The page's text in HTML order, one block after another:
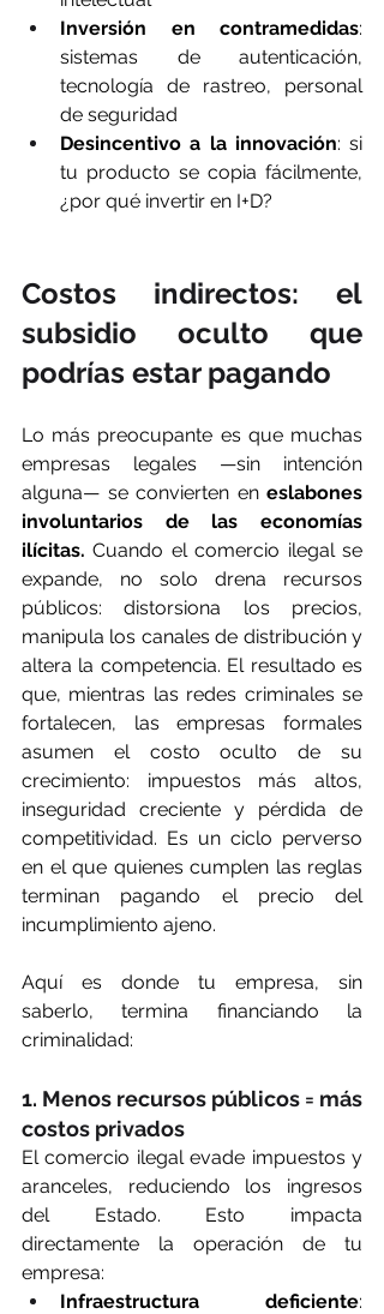
Inversión en contramedidas:
sistemas de autenticación,
tecnología de rastreo, personal
de seguridad
Desincentivo a la innovación: si
tu producto se copia fácilmente,
¿por qué invertir en I+D?
Costos indirectos: el
subsidio oculto que
podrías estar pagando
Lo más preocupante es que muchas
empresas legales —sin intención
alguna— se convierten en eslabones
involuntarios de las economías
ilícitas. Cuando el comercio ilegal se
expande, no solo drena recursos
públicos: distorsiona los precios,
manipula los canales de distribución y
altera la competencia. El resultado es
que, mientras las redes criminales se
fortalecen, las empresas formales
asumen el costo oculto de su
crecimiento: impuestos más altos,
inseguridad creciente y pérdida de
competitividad. Es un ciclo perverso
en el que quienes cumplen las reglas
terminan pagando el precio del
incumplimiento ajeno.
Aquí es donde tu empresa, sin
saberlo, termina financiando la
criminalidad:
1. Menos recursos públicos = más
costos privados
El comercio ilegal evade impuestos y
aranceles, reduciendo los ingresos
del Estado. Esto impacta
directamente la operación de tu
empresa:
Infraestructura deficiente: